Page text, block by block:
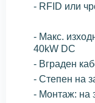
- RFID или
- Макс.
40kW DC
- Вграден
- Степен на
- Монтаж: на